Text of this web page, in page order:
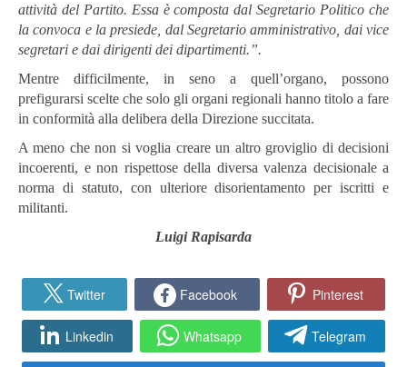
attività del Partito. Essa è composta dal Segretario Politico che
la convoca e la presiede, dal Segretario amministrativo, dai vice
segretari e dai dirigenti dei dipartimenti.”.
Mentre difficilmente, in seno a quell’organo, possono
prefigurarsi scelte che solo gli organi regionali hanno titolo a fare
in conformità alla delibera della Direzione succitata.
A meno che non si voglia creare un altro groviglio di decisioni
incoerenti, e non rispettose della diversa valenza decisionale a
norma di statuto, con ulteriore disorientamento per iscritti e
militanti.
Luigi Rapisarda
Twitter Facebook Pinterest
Linkedin Whatsapp Telegram